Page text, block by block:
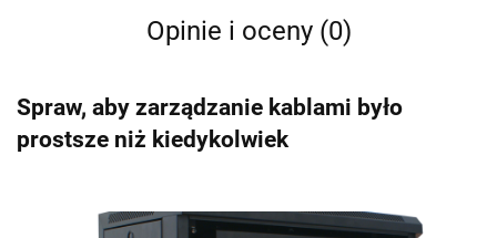
Opinie i oceny (0)
Spraw, aby zarządzanie kablami było
prostsze niż kiedykolwiek